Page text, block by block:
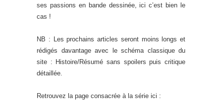
ses passions en bande dessinée, ici c’est bien le
cas !
NB : Les prochains articles seront moins longs et
rédigés davantage avec le schéma classique du
site : Histoire/Résumé sans spoilers puis critique
détaillée.
Retrouvez la page consacrée à la série ici :